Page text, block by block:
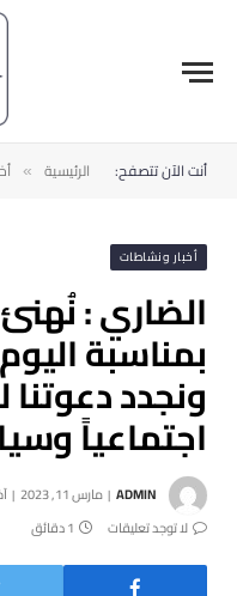
أنت الآن تتصفح: الرئيسية »
أخبار ونشاطات
الضاري :
بمناسبة
ونجدد
اجتماعياً
ADMIN مارس 11, 2023
لا توجد تعليقات
1 دقائق